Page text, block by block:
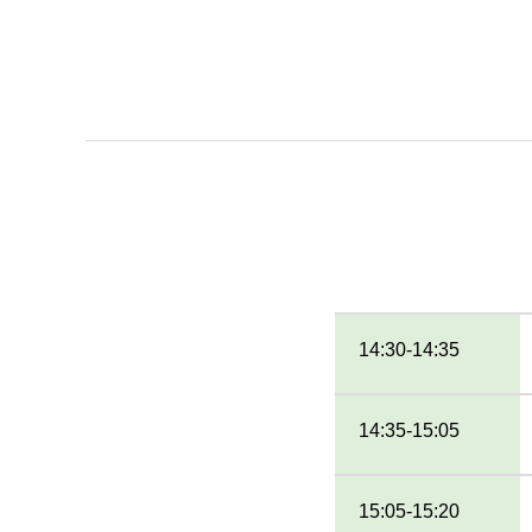
14:30-14:35
14:35-15:05
15:05-15:20